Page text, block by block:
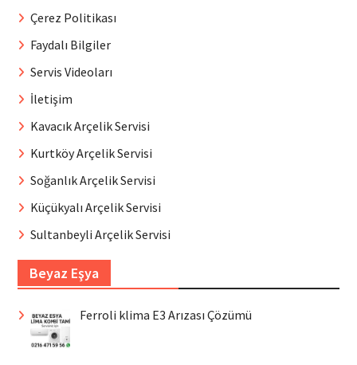
Çerez Politikası
Faydalı Bilgiler
Servis Videoları
İletişim
Kavacık Arçelik Servisi
Kurtköy Arçelik Servisi
Soğanlık Arçelik Servisi
Küçükyalı Arçelik Servisi
Sultanbeyli Arçelik Servisi
Beyaz Eşya
Ferroli klima E3 Arızası Çözümü